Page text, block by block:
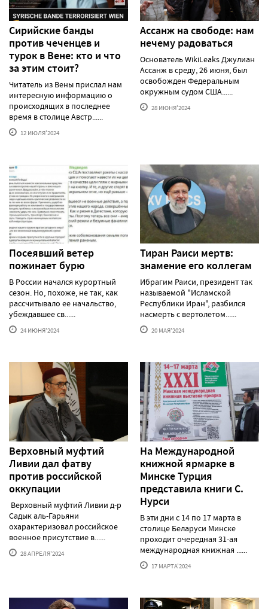
Сирийские банды
против чеченцев и
турок в Вене: кто и что
за этим стоит?
Читатель из Вены прислал нам
интересную информацию о
происходящих в последнее
время в столице Австр......
12 ИЮЛЯ'2024
Ассанж на свободе: нам
нечему радоваться
Основатель WikiLeaks Джулиан
Ассанж в среду, 26 июня, был
освобожден Федеральным
окружным судом США......
28 ИЮНЯ'2024
Посеявший ветер
пожинает бурю
В России начался курортный
сезон. Но, похоже, не так, как
рассчитывало ее начальство,
убеждавшее св......
24 ИЮНЯ'2024
Тиран Раиси мертв:
знамение его коллегам
Ибрагим Раиси, президент так
называемой "Исламской
Республики Иран", разбился
насмерть с вертолетом......
20 МАЯ'2024
Верховный муфтий
Ливии дал фатву
против российской
оккупации
Верховный муфтий Ливии д-р
Садык аль-Гарьяни
охарактеризовал российское
военное присутствие в......
28 АПРЕЛЯ'2024
На Международной
книжной ярмарке в
Минске Турция
представила книги С.
Нурси
В эти дни с 14 по 17 марта в
столице Беларуси Минске
проходит очередная 31-ая
международная книжная ......
17 МАРТА'2024